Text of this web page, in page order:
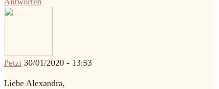
Petzi 30/01/2020 - 13:53
Liebe Alexandra,